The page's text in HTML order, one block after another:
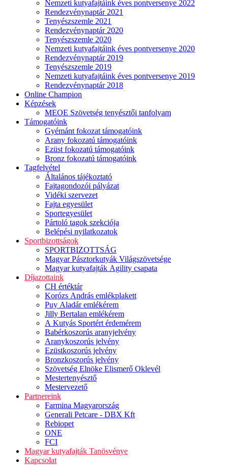
Nemzeti kutyafajtáink éves pontversenye 2022
Rendezvénynaptár 2021
Tenyészszemle 2021
Rendezvénynaptár 2020
Tenyészszemle 2020
Nemzeti kutyafajtáink éves pontversenye 2020
Rendezvénynaptár 2019
Tenyészszemle 2019
Nemzeti kutyafajtáink éves pontversenye 2019
Rendezvénynaptár 2018
Online Champion
Képzések
MEOE Szövetség tenyésztői tanfolyam
Támogatóink
Gyémánt fokozat támogatóink
Arany fokozatú támogatóink
Ezüst fokozatú támogatóink
Bronz fokozatú támogatóink
Tagfelvétel
Általános tájékoztató
Fajtagondozói pályázat
Vidéki szervezet
Fajta egyesület
Sportegyesület
Pártoló tagok szekciója
Belépési nyilatkozatok
Sportbizottságok
SPORTBIZOTTSÁG
Magyar Pásztorkutyák Világszövetsége
Magyar kutyafajták Agility csapata
Díjazottaink
CH értéktár
Korózs András emlékplakett
Puy Aladár emlékérem
Jilly Bertalan emlékérem
A Kutyás Sportért érdemérem
Babérkoszorús aranyjelvény
Aranykoszorús jelvény
Ezüstkoszorús jelvény
Bronzkoszorús jelvény
Szövetség Elnöke Elismerő Oklevél
Mestertenyésztő
Mestervezető
Partnereink
Farmina Magyarország
Generali Petcare - DBX Kft
Rebiopet
ONE
FCI
Magyar kutyafajták Tanösvénye
Kapcsolat